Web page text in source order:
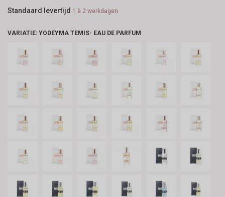
Standaard levertijd 1 à 2 werkdagen
VARIATIE: YODEYMA TEMIS- EAU DE PARFUM